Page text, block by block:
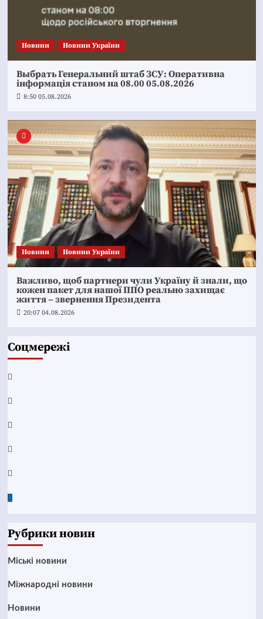
Новини Новини України
Выбрать Генеральний штаб ЗСУ: Оперативна
інформація станом на 08.00 05.08.2026
8:50 05.08.2026
Новини Новини України
Важливо, щоб партнери чули Україну й знали, що
кожен пакет для нашої ППО реально захищає
життя – звернення Президента
20:07 04.08.2026
Соцмережі
Facebook
YouTube
Telegram
Instagram
Twitter
Рубрики новин
Mіські новини
Міжнародні новини
Новини